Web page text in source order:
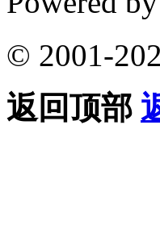
© 2001-
返回顶部